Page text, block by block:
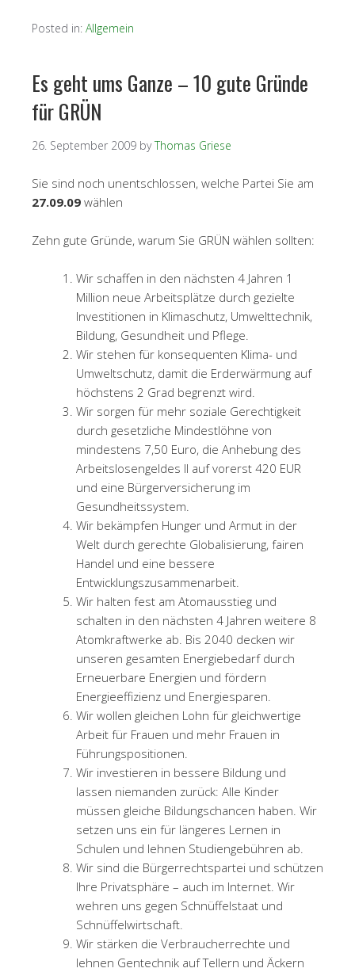
Posted in: Allgemein
Es geht ums Ganze – 10 gute Gründe
für GRÜN
26. September 2009 byThomas Griese
Sie sind noch unentschlossen, welche Partei Sie am
27.09.09 wählen
Zehn gute Gründe, warum Sie GRÜN wählen sollten:
Wir schaffen in den nächsten 4 Jahren 1
Million neue Arbeitsplätze durch gezielte
Investitionen in Klimaschutz, Umwelttechnik,
Bildung, Gesundheit und Pflege.
Wir stehen für konsequenten Klima- und
Umweltschutz, damit die Erderwärmung auf
höchstens 2 Grad begrenzt wird.
Wir sorgen für mehr soziale Gerechtigkeit
durch gesetzliche Mindestlöhne von
mindestens 7,50 Euro, die Anhebung des
Arbeitslosengeldes II auf vorerst 420 EUR
und eine Bürgerversicherung im
Gesundheitssystem.
Wir bekämpfen Hunger und Armut in der
Welt durch gerechte Globalisierung, fairen
Handel und eine bessere
Entwicklungszusammenarbeit.
Wir halten fest am Atomausstieg und
schalten in den nächsten 4 Jahren weitere 8
Atomkraftwerke ab. Bis 2040 decken wir
unseren gesamten Energiebedarf durch
Erneuerbare Energien und fördern
Energieeffizienz und Energiesparen.
Wir wollen gleichen Lohn für gleichwertige
Arbeit für Frauen und mehr Frauen in
Führungspositionen.
Wir investieren in bessere Bildung und
lassen niemanden zurück: Alle Kinder
müssen gleiche Bildungschancen haben. Wir
setzen uns ein für längeres Lernen in
Schulen und lehnen Studiengebühren ab.
Wir sind die Bürgerrechtspartei und schützen
Ihre Privatsphäre – auch im Internet. Wir
wehren uns gegen Schnüffelstaat und
Schnüffelwirtschaft.
Wir stärken die Verbraucherrechte und
lehnen Gentechnik auf Tellern und Äckern